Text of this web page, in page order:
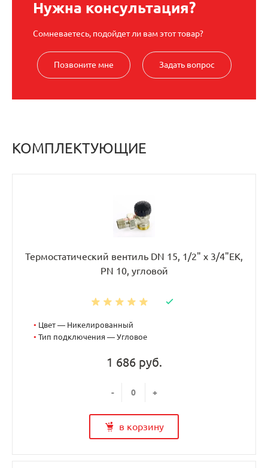
Нужна консультация?
Сомневаетесь, подойдет ли вам этот товар?
Позвоните мне Задать вопрос
КОМПЛЕКТУЮЩИЕ
Термостатический вентиль DN 15, 1/2" х 3/4"EK,
PN 10, угловой
• Цвет — Никелированный
• Тип подключения — Угловое
1 686 руб.
- +
в корзину